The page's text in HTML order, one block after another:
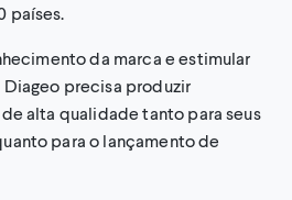
países.
da marca e estimular
Diageo precisa produzir
alta qualidade tanto para seus
para o lançamento de